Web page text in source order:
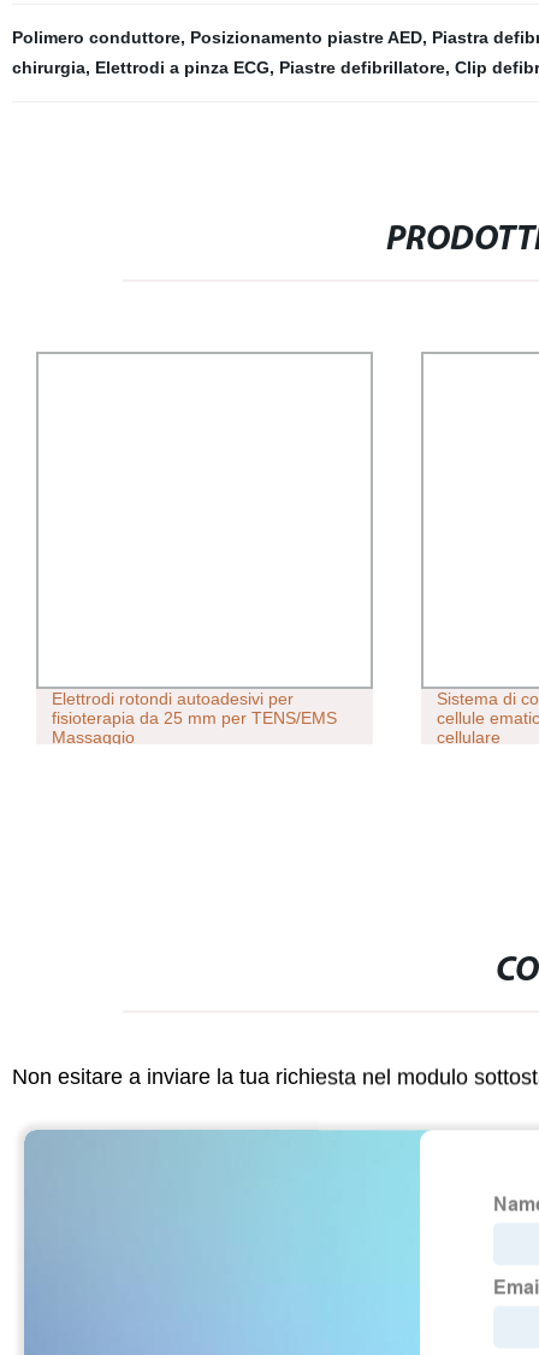
Polimero conduttore, Posizionamento piastre AED, Piastra
chirurgia, Elettrodi a pinza ECG, Piastre defibrillatore, Clip
Elettrodi rotondi autoadesivi per
fisioterapia da 25 mm per TENS/EMS
Massaggio
Sistema di
cellule
cellulare
Non esitare a inviare la tua richiesta nel modulo